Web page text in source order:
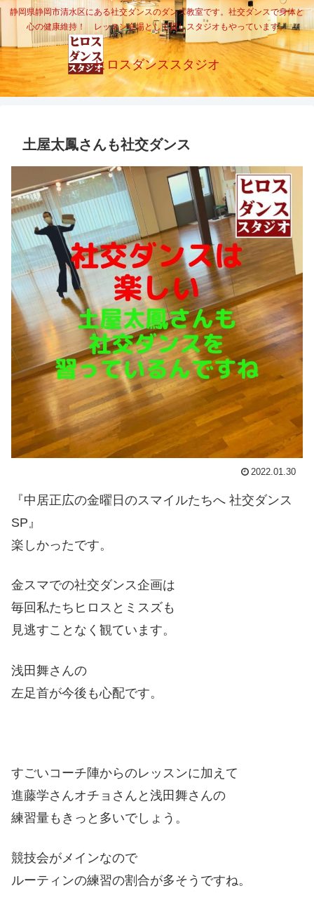
静岡県静岡市清水区にある社交ダンスのダンス教室です。社交ダンスで身体と
心の健康維持！ レッスン会場として貸しスタジオもやっています。
ヒロスダンススタジオ
土屋太鳳さんも社交ダンス
2022.01.30
『中居正広の金曜日のスマイルたちへ 社交ダンス
SP』
楽しかったです。
金スマでの社交ダンス企画は
毎回私たちヒロスとミスズも
見逃すことなく観ています。
浅田舞さんの
左足首が今後も心配です。
すごいコーチ陣からのレッスンに加えて
進藤学さんオチョさんと浅田舞さんの
練習量もきっと多いでしょう。
競技会がメインなので
ルーティンの練習の割合が多そうですね。